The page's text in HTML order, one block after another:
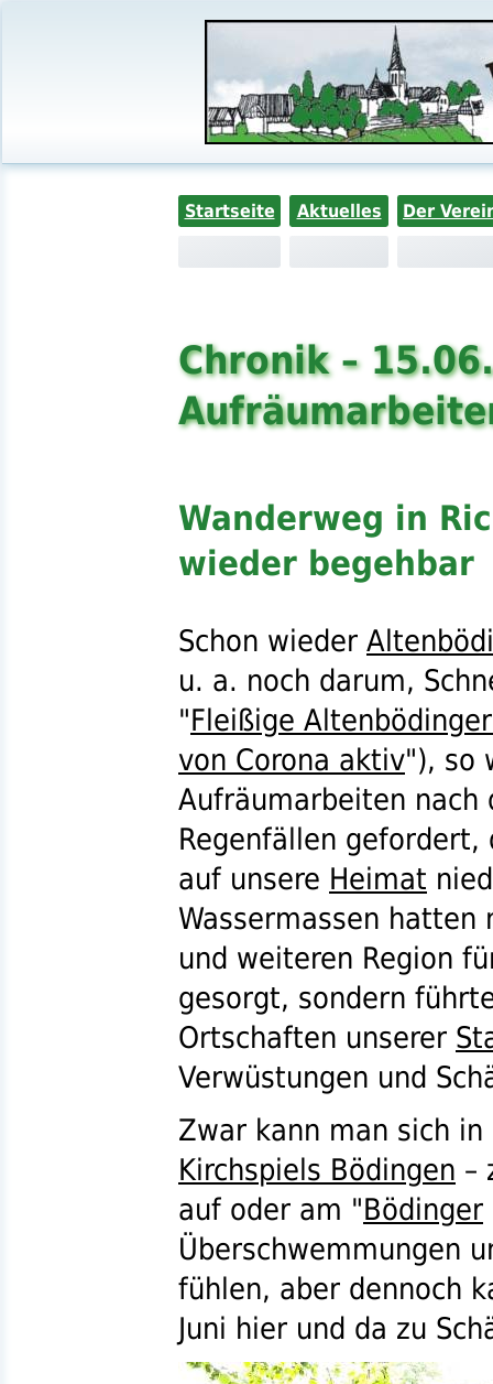
Startseite Aktuelles Der
Chronik –
Wanderweg in
wieder begehbar
Schon wieder
u. a. noch darum,
"Fleißige
von Corona aktiv"), so
Aufräumarbeiten
Regenfällen gefordert,
auf unsere Heimat
Wassermassen hatten
und weiteren Region
gesorgt, sondern
Ortschaften unserer
Verwüstungen und
Zwar kann man sich
Kirchspiels Bödingen –
auf oder am "Bödinger
Überschwemmungen
fühlen, aber dennoch
Juni hier und da zu